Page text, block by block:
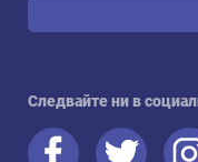
Следвайте ни в